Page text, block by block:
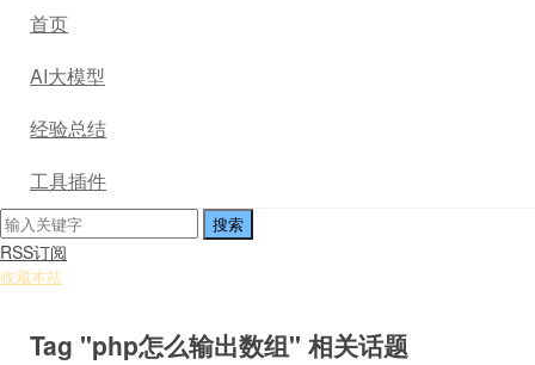
首页
AI大模型
经验总结
工具插件
RSS订阅
收藏本站
Tag "php怎么输出数组" 相关话题